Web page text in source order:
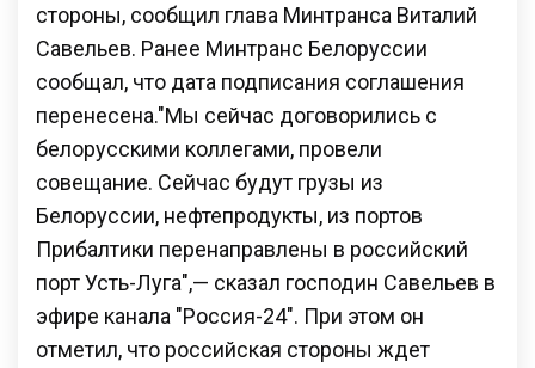
стороны, сообщил глава Минтранса Виталий
Савельев. Ранее Минтранс Белоруссии
сообщал, что дата подписания соглашения
перенесена."Мы сейчас договорились с
белорусскими коллегами, провели
совещание. Сейчас будут грузы из
Белоруссии, нефтепродукты, из портов
Прибалтики перенаправлены в российский
порт Усть-Луга",— сказал господин Савельев в
эфире канала "Россия-24". При этом он
отметил, что российская стороны ждет